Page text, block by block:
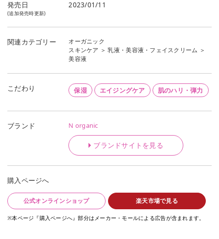
発売日
(追加発売時更新)
2023/01/11
関連カテゴリー
オーガニック
スキンケア ＞乳液・美容液・フェイスクリーム ＞
美容液
こだわり 保湿 エイジングケア 肌のハリ・弾力
ブランド N organic
ブランドサイトを見る
購入ページへ
公式オンラインショップ 楽天市場で見る
※本ページ『購入ページへ』部分はメーカー・モールによる広告が含まれます。